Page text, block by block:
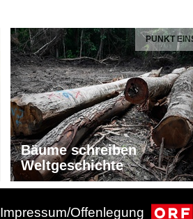
PUNKT
Bäume schreiben
Weltgeschichte
Impressum/Offenlegung